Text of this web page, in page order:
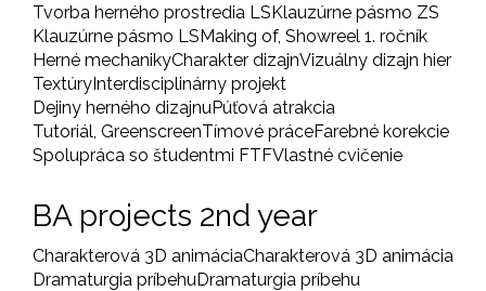
Tvorba herného prostredia LSKlauzúrne pásmo ZS
Klauzúrne pásmo LSMaking of, Showreel 1. ročník
Herné mechanikyCharakter dizajnVizuálny dizajn hier
TextúryInterdisciplinárny projekt
Dejiny herného dizajnuPúťová atrakcia
Tutoriál, GreenscreenTímové práceFarebné korekcie
Spolupráca so študentmi FTFVlastné cvičenie
BA projects 2nd year
Charakterová 3D animáciaCharakterová 3D animácia
Dramaturgia príbehuDramaturgia príbehu